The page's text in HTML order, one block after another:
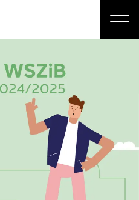
Studia podyplomowe i kursy
Kandydat
Student